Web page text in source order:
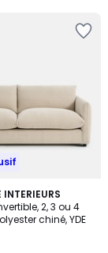
INTERIEURS
2, 3 ou 4
chiné, YDE